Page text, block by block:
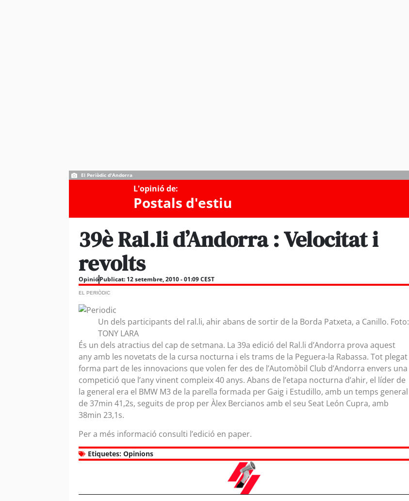
El Periòdic d'Andorra
L'opinió de:
Postals d'estiu
39è Ral.li d’Andorra : Velocitat i
revolts
OpinióPublicat: 12 setembre, 2010 - 01:09 CEST
EL PERIÒDIC
Un dels participants del ral.li, ahir abans de sortir de la Borda Patxeta, a Canillo. Foto:
TONY LARA
És un dels atractius del cap de setmana. La 39a edició del Ral.li d’Andorra prova aquest
any amb les novetats de la cursa nocturna i els trams de la Peguera-la Rabassa. Tot plegat
forma part de les innovacions que volen fer des de l’Automòbil Club d’Andorra envers una
competició que l’any vinent compleix 40 anys. Abans de l’etapa nocturna d’ahir, el líder de
la general era el BMW M3 de la parella formada per Gaig i Estudillo, amb un temps general
de 37min 41,2s, seguits de prop per Àlex Bercianos amb el seu Seat León Cupra, amb
38min 23,1s.
Per a més informació consulti l’edició en paper.
Etiquetes: Opinions